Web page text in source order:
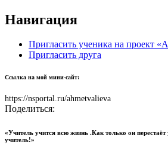
Навигация
Пригласить ученика на проект
Пригласить друга
Ссылка на мой мини-сайт:
https://nsportal.ru/ahmetvalieva
Поделиться:
«Учитель учится всю жизнь .Как только он
учитель!»